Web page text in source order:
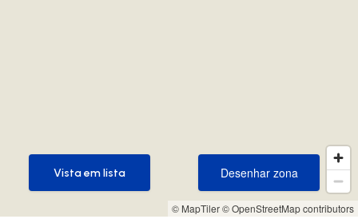
© MapTiler© OpenStreetMap contributors
Desenhar zona
Desenhar zona
Vista em lista
Vista em lista